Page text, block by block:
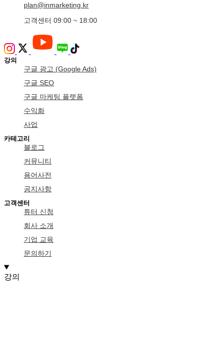
plan@inmarketing.kr
고객센터 09:00 ~ 18:00
강의
구글 광고 (Google Ads)
구글 SEO
구글 마케팅 플랫폼
수익화
사업
카테고리
블로그
커뮤니티
용어사전
공지사항
고객센터
튜터 신청
회사 소개
기업 교육
문의하기
강의